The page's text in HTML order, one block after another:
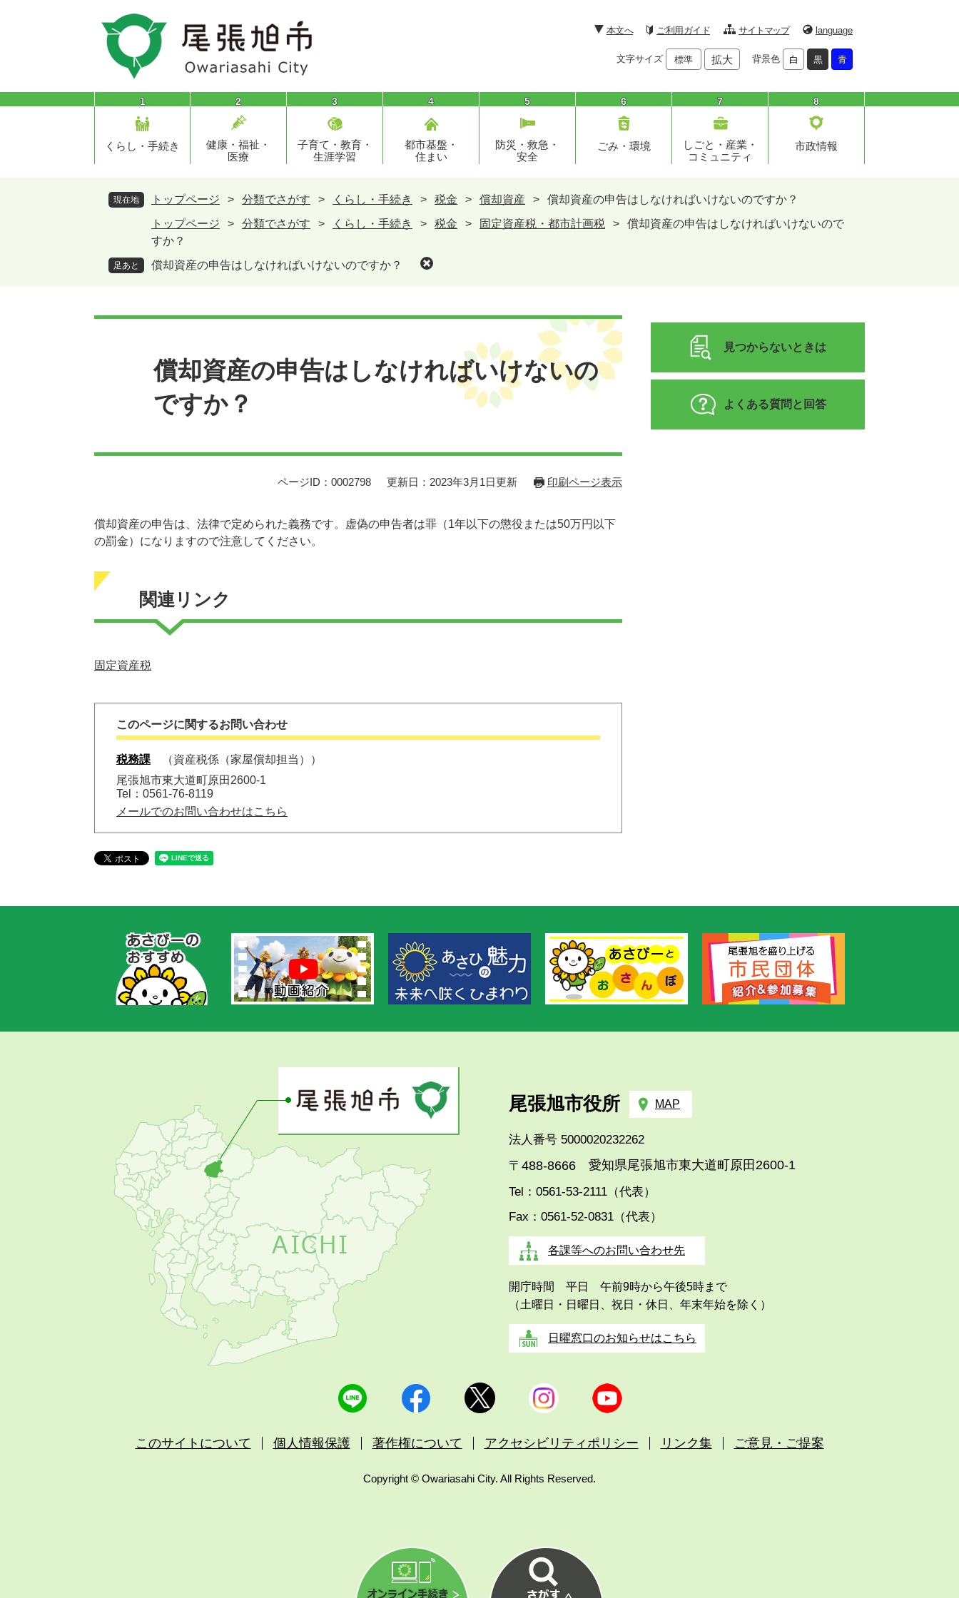
頭
飛
本文へ ご利用ガイド サイトマップ language
文字サイズ 標準 拡大 背景色 白 黒 青
1
くらし・手続き
2
健康・福祉・
医療
3
子育て・教育・
生涯学習
4
都市基盤・
住まい
5
防災・救急・
安全
6
ごみ・環境
7
しごと・産業・
コミュニティ
8
市政情報
現在地 トップページ > 分類でさがす > くらし・手続き > 税金 > 償却資産 >
償却資産の申告はしなければいけないのですか？
トップページ
> 分類でさがす > くらし・手続き > 税金 > 固定資産税・都市計画税 >
償却資産の申告はしなければいけないので
すか？
足あと 償却資産の申告はしなければいけないのですか？
償却資産の申告はしなければいけないの
ですか？
ページID：0002798 更新日：2023年3月1日更新 印刷ページ表示
償却資産の申告は、法律で定められた義務です。虚偽の申告者は罪（1年以下の懲役または50万円以下
の罰金）になりますので注意してください。
関連リンク
固定資産税
このページに関するお問い合わせ
税務課
資産税係（家屋償却担当）
尾張旭市東大道町原田2600-1
Tel：0561-76-8119
メールでのお問い合わせはこちら
見つからないときは
よくある質問と回答
あ
す
め
尾張旭市役所 MAP
法人番号 5000020232262
〒488-8666 愛知県尾張旭市東大道町原田2600-1
Tel：0561-53-2111（代表）
Fax：0561-52-0831（代表）
各課等へのお問い合わせ先
開庁時間 平日 午前9時から午後5時まで
（土曜日・日曜日、祝日・休日、年末年始を除く）
日曜窓口のお知らせはこちら
このサイトについて 個人情報保護 著作権について アクセシビリティポリシー リンク集 ご意見・ご提案
Copyright © Owariasahi City. All Rights Reserved.